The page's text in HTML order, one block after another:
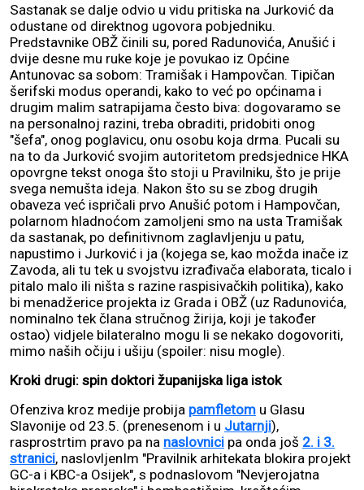
Sastanak se dalje odvio u vidu pritiska na Jurković da
odustane od direktnog ugovora pobjedniku.
Predstavnike OBŽ činili su, pored Radunovića, Anušić i
dvije desne mu ruke koje je povukao iz Općine
Antunovac sa sobom: Tramišak i Hampovčan. Tipičan
šerifski modus operandi, kako to već po općinama i
drugim malim satrapijama često biva: dogovaramo se
na personalnoj razini, treba obraditi, pridobiti onog
"šefa", onog poglavicu, onu osobu koja drma. Pucali su
na to da Jurković svojim autoritetom predsjednice HKA
opovrgne tekst onoga što stoji u Pravilniku, što je prije
svega nemušta ideja. Nakon što su se zbog drugih
obaveza već ispričali prvo Anušić potom i Hampovčan,
polarnom hladnoćom zamoljeni smo na usta Tramišak
da sastanak, po definitivnom zaglavljenju u patu,
napustimo i Jurković i ja (kojega se, kao možda inače iz
Zavoda, ali tu tek u svojstvu izrađivača elaborata, ticalo i
pitalo malo ili ništa s razine raspisivačkih politika), kako
bi menadžerice projekta iz Grada i OBŽ (uz Radunovića,
nominalno tek člana stručnog žirija, koji je također
ostao) vidjele bilateralno mogu li se nekako dogovoriti,
mimo naših očiju i ušiju (spoiler: nisu mogle).
Kroki drugi: spin doktori županijska liga istok
Ofenziva kroz medije probija pamfletom u Glasu
Slavonije od 23.5. (prenesenom i u Jutarnji),
rasprostrtim pravo pa na naslovnici pa onda još 2. i 3.
stranici, naslovljenIm "Pravilnik arhitekata blokira projekt
GC-a i KBC-a Osijek", s podnaslovom "Nevjerojatna